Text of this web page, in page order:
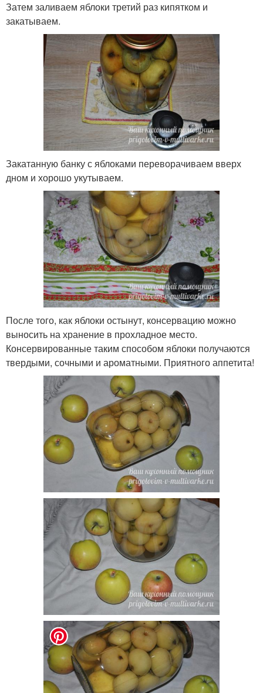
Затем заливаем яблоки третий раз кипятком и
закатываем.
Закатанную банку с яблоками переворачиваем вверх
дном и хорошо укутываем.
После того, как яблоки остынут, консервацию можно
выносить на хранение в прохладное место.
Консервированные таким способом яблоки получаются
твердыми, сочными и ароматными. Приятного аппетита!